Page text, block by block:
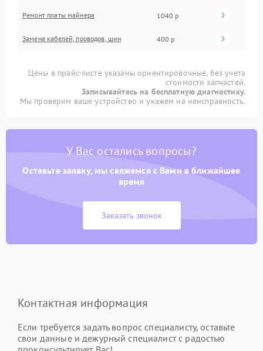
Ремонт платы майнера 1040 р
Замена кабелей, проводов, шин 400 р
Цены в прайс-листе указаны ориентировочные, без учета
стоимости запчастей.
Записывайтесь на бесплатную диагностику.
Мы проверим ваше устройство и укажем на неисправность.
У Вас остались вопросы?
Оставьте заявку, мы свяжемся с Вами в ближайшее
время
Заказать звонок
Контактная информация
Если требуется задать вопрос специалисту, оставьте
свои данные и дежурный специалист с радостью